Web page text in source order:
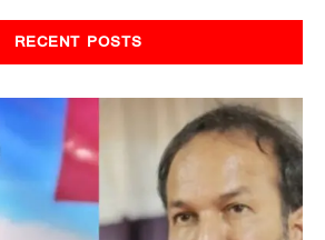
RECENT POSTS